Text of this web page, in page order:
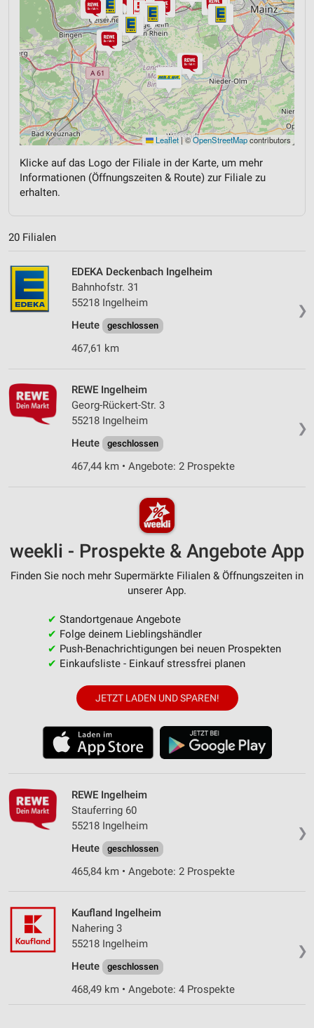
Leaflet|©OpenStreetMapcontributors
Klicke auf das Logo der Filiale in der Karte, um mehr
Informationen (Öffnungszeiten & Route) zur Filiale zu
erhalten.
20 Filialen
❯
EDEKA Deckenbach Ingelheim
Bahnhofstr. 31
55218 Ingelheim
Heute
geschlossen
467,61 km
❯
REWE Ingelheim
Georg-Rückert-Str. 3
55218 Ingelheim
Heute
geschlossen
467,44 km • Angebote: 2 Prospekte
weekli - Prospekte & Angebote App
Finden Sie noch mehr Supermärkte Filialen & Öffnungszeiten in
unserer App.
✔ Standortgenaue Angebote
✔ Folge deinem Lieblingshändler
✔ Push-Benachrichtigungen bei neuen Prospekten
✔ Einkaufsliste - Einkauf stressfrei planen
JETZT LADEN UND SPAREN!
❯
REWE Ingelheim
Stauferring 60
55218 Ingelheim
Heute
geschlossen
465,84 km • Angebote: 2 Prospekte
❯
Kaufland Ingelheim
Nahering 3
55218 Ingelheim
Heute
geschlossen
468,49 km • Angebote: 4 Prospekte